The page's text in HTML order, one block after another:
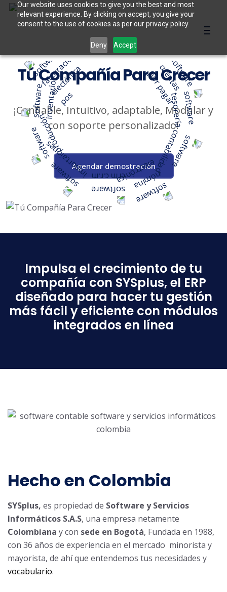
Our website uses cookies to give you the best and most
relevant experience. By clicking on accept, you give your
consent to the use of cookies as per our privacy policy.
Deny Accept
ASDSAD
Tú Compañía Para Crecer
¡Confiable, Intuitivo, adaptable, Modular y
con soporte personalizado!
Agendar demostración
Impulsa el crecimiento de tu
compañía con SYSplus, el ERP
diseñado para hacer tu gestión
más fácil y eficiente con módulos
integrados en línea
Hecho en Colombia
SYSplus, es propiedad de Software y Servicios
Informáticos S.A.S, una empresa netamente
Colombiana y con sede en Bogotá, Fundada en 1988,
con 36 años de experiencia en el mercado minorista y
mayorista, de ahí que entendemos tus necesidades y
vocabulario.